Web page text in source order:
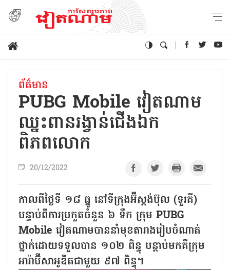
ព័ត៌មាន
PUBG Mobile វៀតណាម
ឈ្នះពានរង្វាន់ជើងឯក
ពិភពលោក
20/12/2022
កាលពីថ្ងៃទី ១៨ ធ្នូ នៅទីក្រុងអ៊ីស្តង់ប៊ុល (ទួរគី)
បន្ទាប់ពីការប្រកួតចំនួន ៦ ទឹក ក្រុម PUBG
Mobile វៀតណាមបាននាំមុខតារាងរៀបចំណាត់
ថ្នាក់ដោយទទួលបាន ១០២ ពិន្ទុ បន្តាប់មកគឺក្រុម
អារ៉ាប៊ីសាអូឌីតជាមួយ ៩៧ ពិន្ទុ។